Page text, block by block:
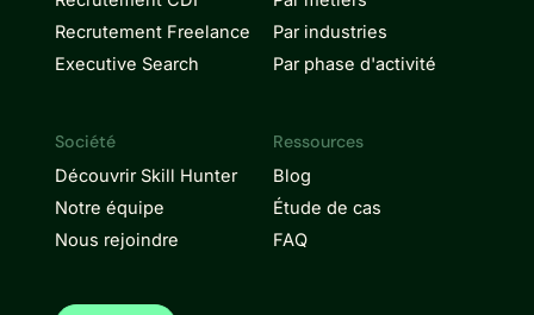
Recrutement Freelance
Executive Search
Par industries
Par phase d'activité
Société
Découvrir Skill Hunter
Notre équipe
Nous rejoindre
Ressources
Blog
Étude de cas
FAQ